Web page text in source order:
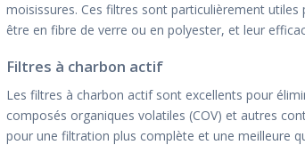
moisissures. Ces filtres sont particulièrement
être en fibre de verre ou en polyester, et leur
Filtres à charbon actif
Les filtres à charbon actif sont excellents pour
composés organiques volatiles (COV) et autres
pour une filtration plus complète et une meilleure